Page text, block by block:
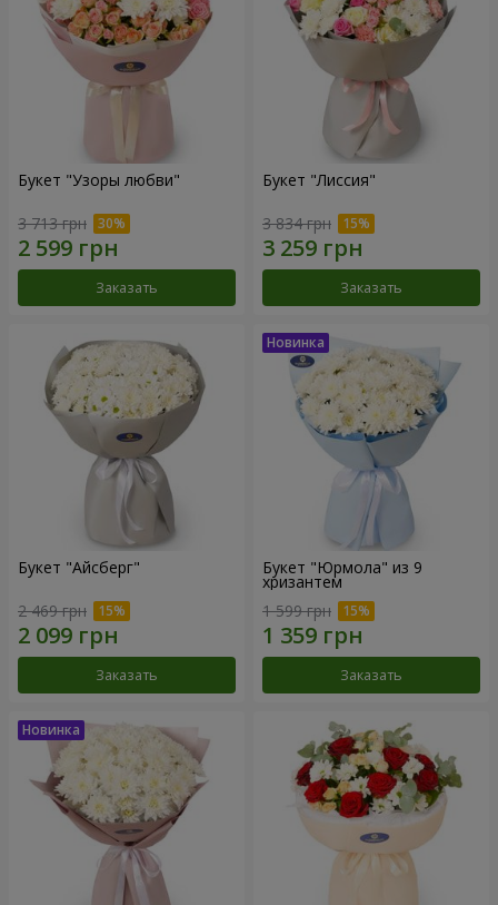
Букет "Узоры любви"
3 713 грн
Заказать
Букет "Лиссия"
3 834 грн
Заказать
Букет "Айсберг"
2 469 грн
Заказать
Букет "Юрмола" из 9
хризантем
1 599 грн
Заказать